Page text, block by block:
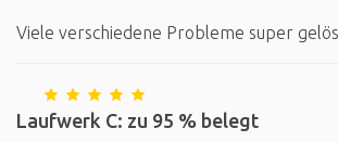
Viele verschiedene Probleme super
Laufwerk C: zu 95 % belegt